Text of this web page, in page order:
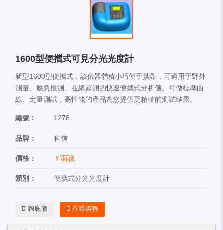
1600型便攜式可見分光光度計
新型1600型便攜式，該儀器體積小巧便于攜帶，可適用于野外
測量、應急檢測、在線監測的快速便攜式分析儀。可做標準曲
線、定量測試，高性能的產品為您提供更精確的測試結果。
編號： 1278
品牌： 科信
價格： ￥面議
類別： 便攜式分光光度計
詢底價 在線咨詢